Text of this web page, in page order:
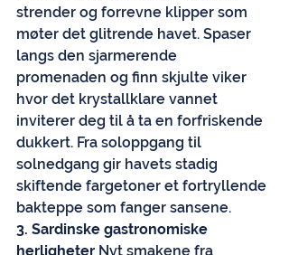
strender og forrevne klipper som
møter det glitrende havet. Spaser
langs den sjarmerende
promenaden og finn skjulte viker
hvor det krystallklare vannet
inviterer deg til å ta en forfriskende
dukkert. Fra soloppgang til
solnedgang gir havets stadig
skiftende fargetoner et fortryllende
bakteppe som fanger sansene.
3. Sardinske gastronomiske
herligheter Nyt smakene fra